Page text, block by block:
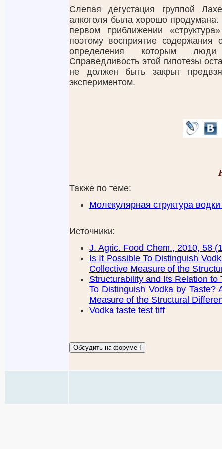
Слепая дегустация группой
алкоголя была хорошо
первом приближении
поэтому восприятие
определения которым люди
Справедливость этой гипотезы
не должен быть закрыт
экспериментом.
Также по теме:
Молекулярная структура
Источники:
J. Agric. Food Chem., 2010, 58
Is It Possible To Distinguish
Collective Measure of the
Structurability and Its Relation
To Distinguish Vodka by Taste?
Measure of the Structural
Vodka taste test tiff